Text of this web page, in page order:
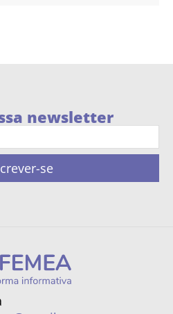
newsletter
se